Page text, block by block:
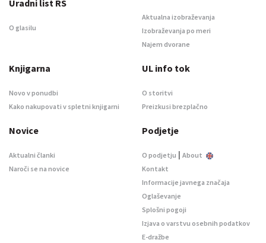
Uradni list RS
O glasilu
Aktualna izobraževanja
Izobraževanja po meri
Najem dvorane
Knjigarna
Novo v ponudbi
Kako nakupovati v spletni knjigarni
UL info tok
O storitvi
Preizkusi brezplačno
Novice
Aktualni članki
Naroči se na novice
Podjetje
O podjetju | About
Kontakt
Informacije javnega značaja
Oglaševanje
Splošni pogoji
Izjava o varstvu osebnih podatkov
E-dražbe